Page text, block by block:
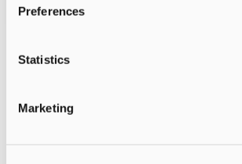
Preferences
Statistics
Marketing
INTERVIEW
die vond ik bij Morgen’